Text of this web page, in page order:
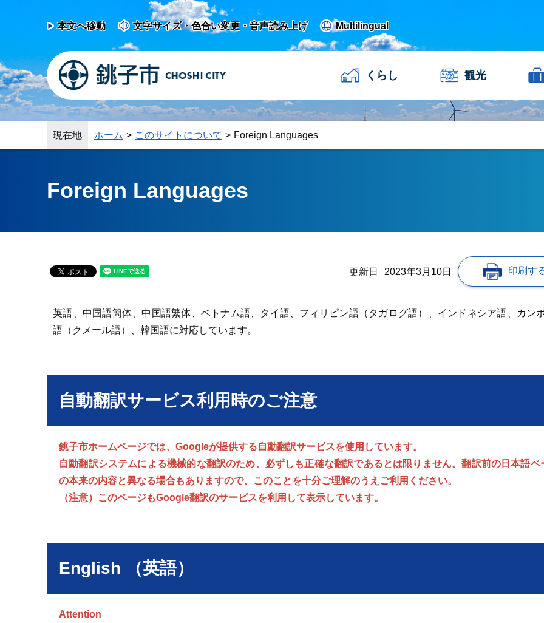
本文へ移動 文字サイズ・色合い変更・音声読み上げ Multilingual
くらし 観光
現在地 ホーム このサイトについて Foreign Languages
Foreign Languages
更新日 2023年3月10日 印刷す
英語、中国語簡体、中国語繁体、ベトナム語、タイ語、フィリピン語（タガログ語）、インドネシア語、カン
語（クメール語）、韓国語に対応しています。
自動翻訳サービス利用時のご注意
銚子市ホームページでは、Googleが提供する自動翻訳サービスを使用しています。
自動翻訳システムによる機械的な翻訳のため、必ずしも正確な翻訳であるとは限りません。翻訳前の日本語ペ
の本来の内容と異なる場合もありますので、このことを十分ご理解のうえご利用ください。
（注意）このページもGoogle翻訳のサービスを利用して表示しています。
English （英語）
Attention